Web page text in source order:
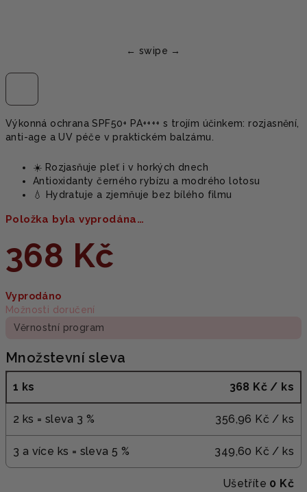
Výkonná ochrana SPF50+ PA++++ s trojím účinkem: rozjasnění,
anti-age a UV péče v praktickém balzámu.
☀️ Rozjasňuje pleť i v horkých dnech
Antioxidanty černého rybízu a modrého lotosu
💧 Hydratuje a zjemňuje bez bílého filmu
Položka byla vyprodána…
368 Kč
cena:
Vyprodáno
Možnosti doručení
Věrnostní program
Množstevní sleva
1 ks 368 Kč / ks
2 ks = sleva 3 % 356,96 Kč / ks
3 a více ks = sleva 5 % 349,60 Kč / ks
Ušetříte 0 Kč